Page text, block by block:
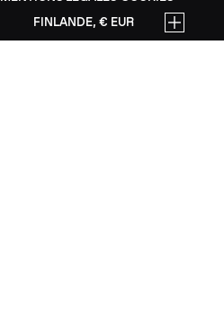
FINLANDE, € EUR